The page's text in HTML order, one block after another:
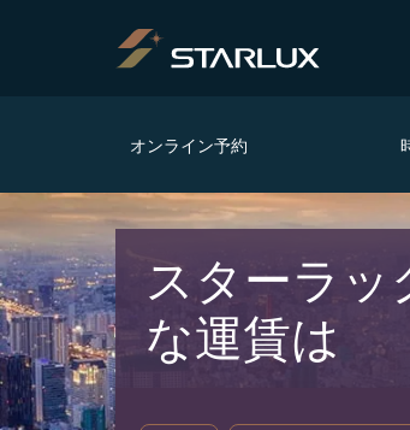
オンライン予約
スターラッ
な運賃は